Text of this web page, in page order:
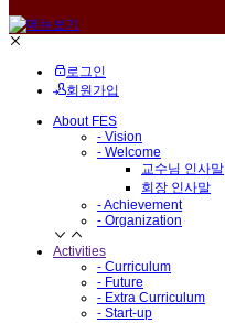
로그인
회원가입
About FES
- Vision
- Welcome
교수님 인사말
회장 인사말
- Achievement
- Organization
Activities
- Curriculum
- Future
- Extra Curriculum
- Start-up